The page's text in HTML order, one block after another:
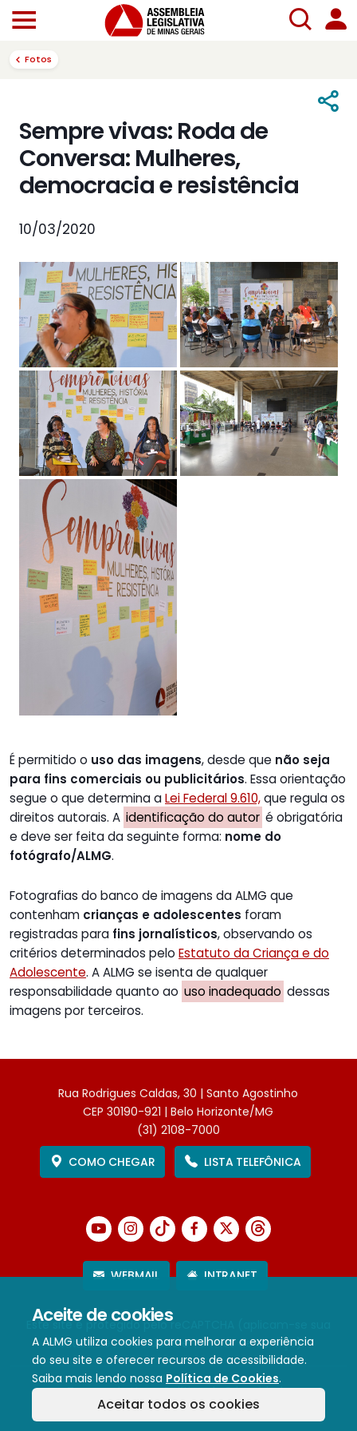
Aceite de cookies
A ALMG utiliza cookies para melhorar a experiência
do seu site e oferecer recursos de acessibilidade.
Saiba mais lendo nossa Política de Cookies.
Aceitar todos os cookies
Fotos
Sempre vivas: Roda de
Conversa: Mulheres,
democracia e resistência
10/03/2020
É permitido o uso das imagens, desde que não seja
para fins comerciais ou publicitários. Essa orientação
segue o que determina aLei Federal 9.610,que regula os
direitos autorais. A identificação do autor é obrigatória
e deve ser feita da seguinte forma: nome do
fotógrafo/ALMG.
Fotografias do banco de imagens da ALMG que
contenham crianças e adolescentes foram
registradas para fins jornalísticos, observando os
critérios determinados pelo Estatuto da Criança e do
Adolescente. A ALMG se isenta de qualquer
responsabilidade quanto ao uso inadequado dessas
imagens por terceiros.
Rua Rodrigues Caldas, 30 | Santo Agostinho
CEP 30190-921 | Belo Horizonte/MG
(31) 2108-7000
COMO CHEGAR
LISTA TELEFÔNICA
WEBMAIL INTRANET
Este site é protegido pelo reCAPTCHA (aplicam-se sua
Política de PrivacidadeeTermos de Serviço).
Termos de Uso e Política de Privacidade
Política de cookies